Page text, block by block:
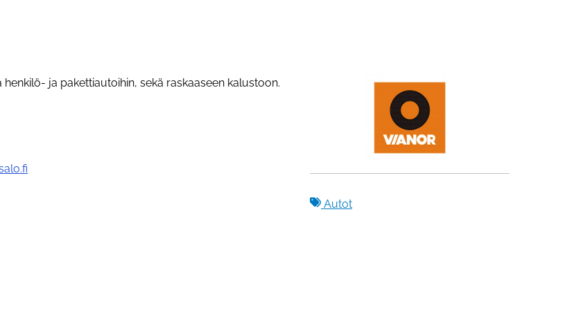
ja pakettiautoihin, sekä raskaaseen kalustoon.
Autot